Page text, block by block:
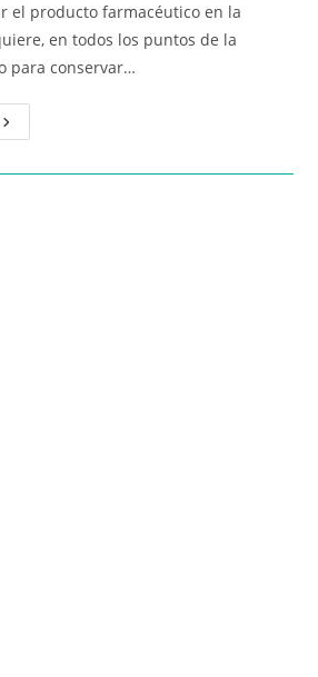
el producto farmacéutico en la
en todos los puntos de la
para conservar…